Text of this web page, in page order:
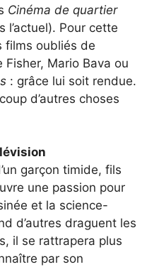
Cinéma de quartier
l’actuel). Pour cette
films oubliés de
Fisher, Mario Bava ou
: grâce lui soit rendue.
d’autres choses
garçon timide, fils
une passion pour
et la science-
d’autres draguent les
il se rattrapera plus
par son